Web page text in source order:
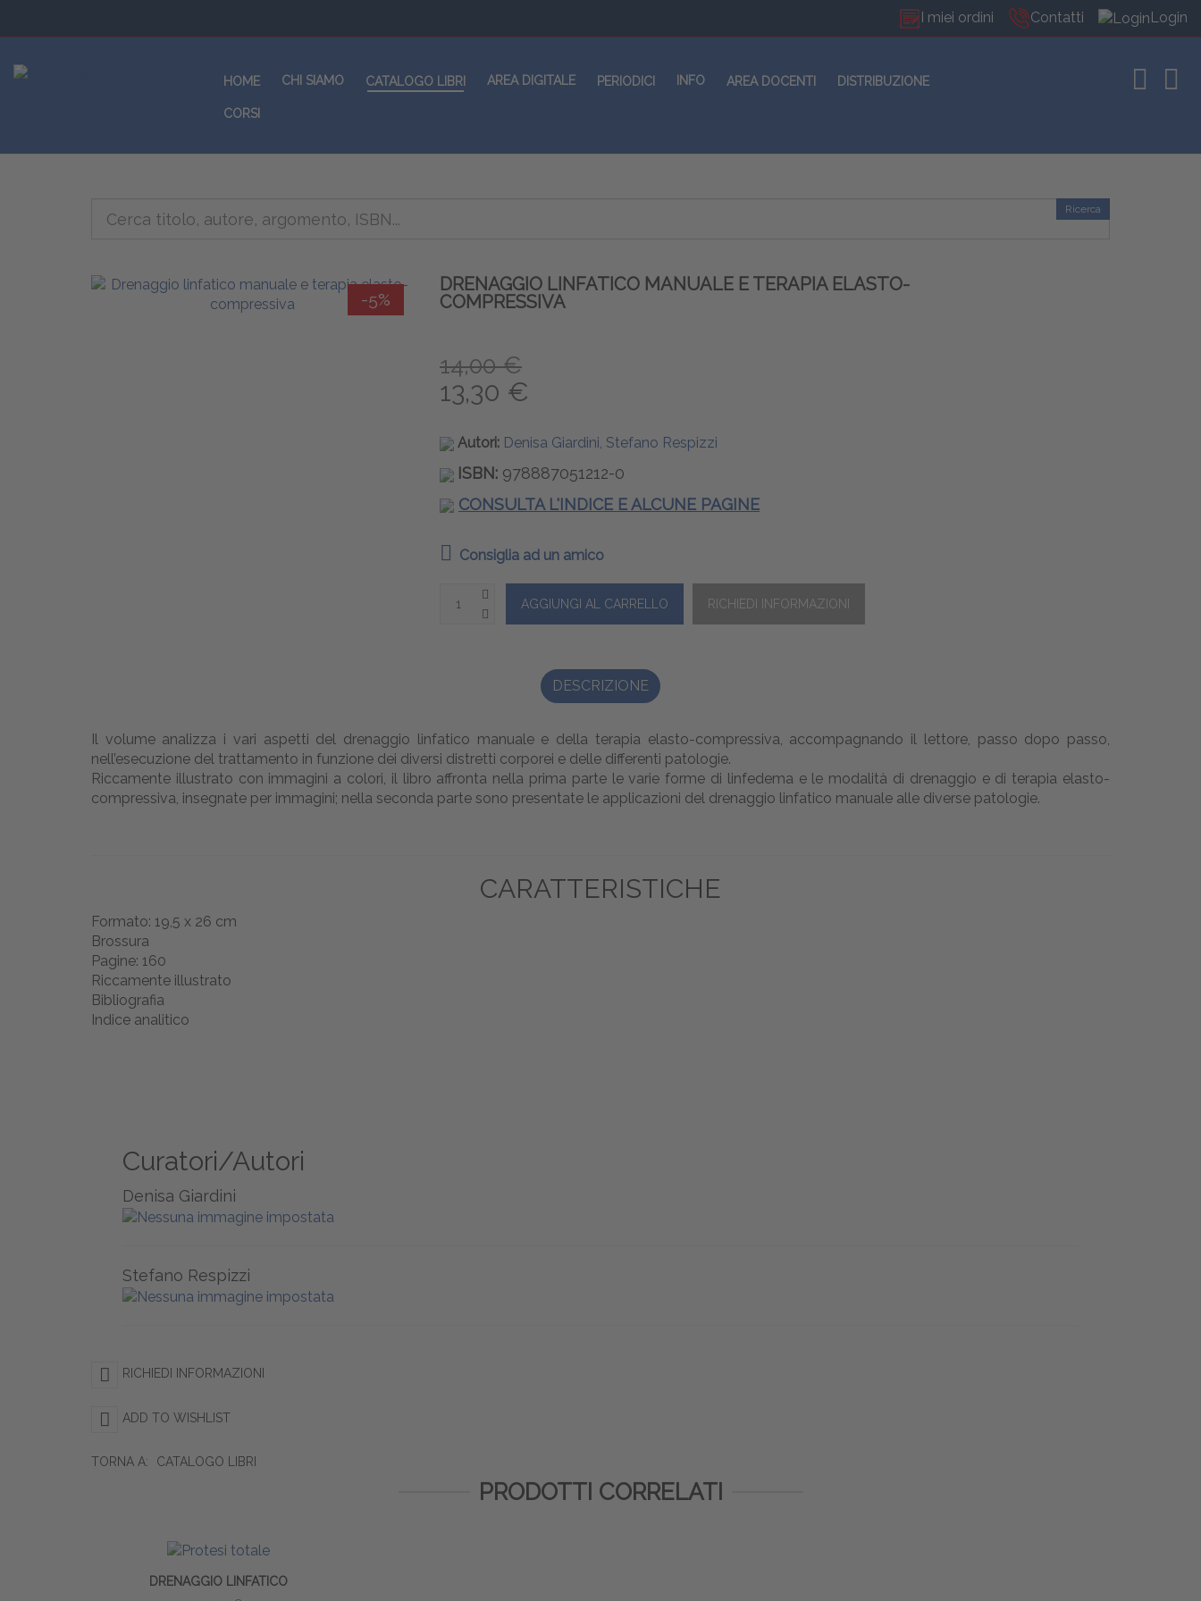
I miei ordini Contatti Login
HOME CHI SIAMO CATALOGO LIBRI AREA DIGITALE PERIODICI INFO AREA DOCENTI DISTRIBUZIONE
CORSI
Ricerca
-5%
DRENAGGIO LINFATICO MANUALE E TERAPIA ELASTO-
COMPRESSIVA
14,00 €
13,30 €
Autori: Denisa Giardini, Stefano Respizzi
ISBN: 978887051212-0
CONSULTA L'INDICE E ALCUNE PAGINE
Consiglia ad un amico
DESCRIZIONE
Il volume analizza i vari aspetti del drenaggio linfatico manuale e della terapia elasto-compressiva, accompagnando il lettore, passo dopo passo,
nell’esecuzione del trattamento in funzione dei diversi distretti corporei e delle differenti patologie.
Riccamente illustrato con immagini a colori, il libro affronta nella prima parte le varie forme di linfedema e le modalità di drenaggio e di terapia elasto-
compressiva, insegnate per immagini; nella seconda parte sono presentate le applicazioni del drenaggio linfatico manuale alle diverse patologie.
CARATTERISTICHE
Formato: 19,5 x 26 cm
Brossura
Pagine: 160
Riccamente illustrato
Bibliografia
Indice analitico
Curatori/Autori
Denisa Giardini
Stefano Respizzi
RICHIEDI INFORMAZIONI
ADD TO WISHLIST
TORNA A: CATALOGO LIBRI
PRODOTTI CORRELATI
DRENAGGIO LINFATICO